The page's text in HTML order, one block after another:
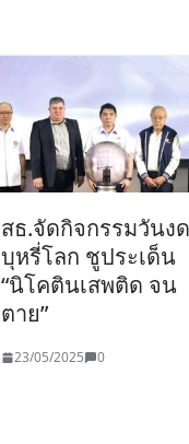
สธ.จัดกิจกรรมวันง
บุหรี่โลก ชูประเด็น
“นิโคตินเสพติด จน
ตาย”
23/05/2025 0